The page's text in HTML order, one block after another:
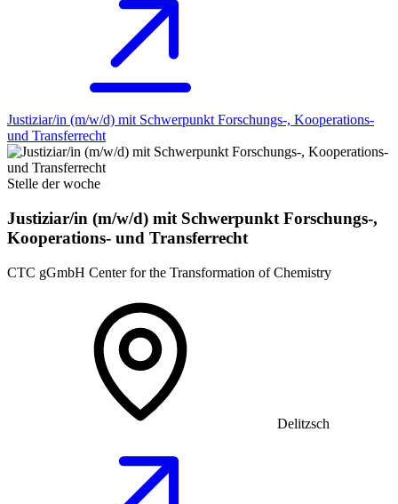
Justiziar/in (m/w/d) mit Schwerpunkt Forschungs-, Kooperations-
und Transferrecht
Stelle der woche
Justiziar/in (m/w/d) mit Schwerpunkt Forschungs-,
Kooperations- und Transferrecht
CTC gGmbH Center for the Transformation of Chemistry
Delitzsch